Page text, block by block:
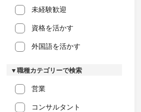
未経験歓迎
資格を活かす
外国語を活かす
▼職種カテゴリーで検索
営業
コンサルタント